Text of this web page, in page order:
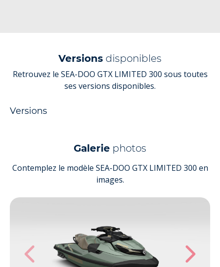
Versions disponibles
Retrouvez le SEA-DOO GTX LIMITED 300 sous toutes
ses versions disponibles.
Versions
Galerie photos
Contemplez le modèle SEA-DOO GTX LIMITED 300 en
images.